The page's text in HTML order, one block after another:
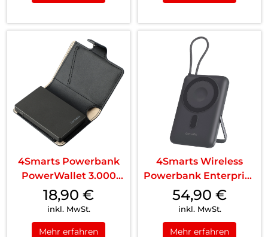
4Smarts Powerbank
PowerWallet 3.000
mAh Schwarz
18,90 €
inkl. MwSt.
Mehr erfahren
4Smarts Wireless
Powerbank Enterprise
Pocket 10000 mAh
22.5W Qi2 Spacegrau
54,90 €
inkl. MwSt.
Mehr erfahren